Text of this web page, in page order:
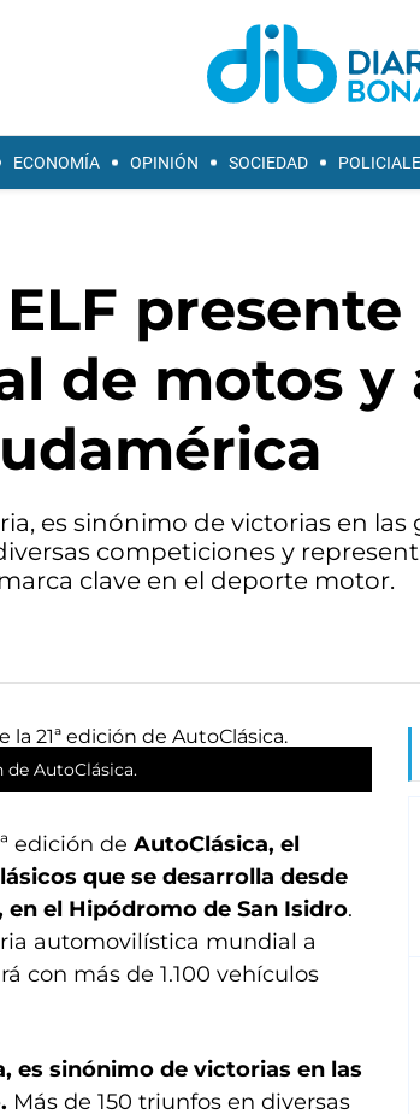
ECONOMÍA OPINIÓN SOCIEDAD
presente
de motos y
es sinónimo de victorias en
competiciones y
clave en el deporte motor.
de AutoClásica.
edición de AutoClásica, el
que se desarrolla desde
en el Hipódromo de San Isidro.
automovilística mundial a
con más de 1.100 vehículos
es sinónimo de victorias en las
Más de 150 triunfos en diversas